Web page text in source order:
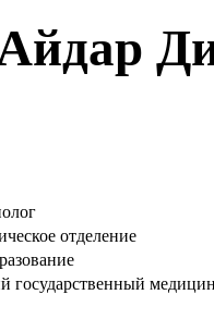
отделение
государственный